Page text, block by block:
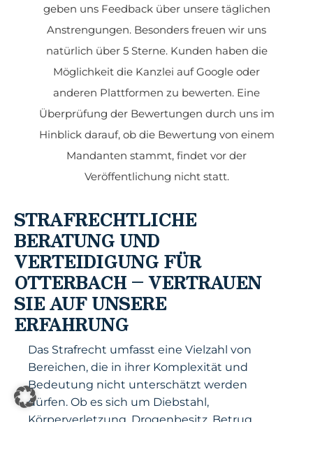
geben uns Feedback über unsere täglichen
Anstrengungen. Besonders freuen wir uns
natürlich über 5 Sterne. Kunden haben die
Möglichkeit die Kanzlei auf Google oder
anderen Plattformen zu bewerten. Eine
Überprüfung der Bewertungen durch uns im
Hinblick darauf, ob die Bewertung von einem
Mandanten stammt, findet vor der
Veröffentlichung nicht statt.
STRAFRECHTLICHE
BERATUNG UND
VERTEIDIGUNG FÜR
OTTERBACH – VERTRAUEN
SIE AUF UNSERE
ERFAHRUNG
Das Strafrecht umfasst eine Vielzahl von
Bereichen, die in ihrer Komplexität und
Bedeutung nicht unterschätzt werden
dürfen. Ob es sich um Diebstahl,
Körperverletzung, Drogenbesitz, Betrug